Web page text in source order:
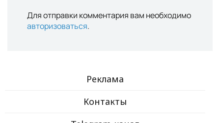
Для отправки комментария вам необходимо
авторизоваться.
Реклама
Контакты